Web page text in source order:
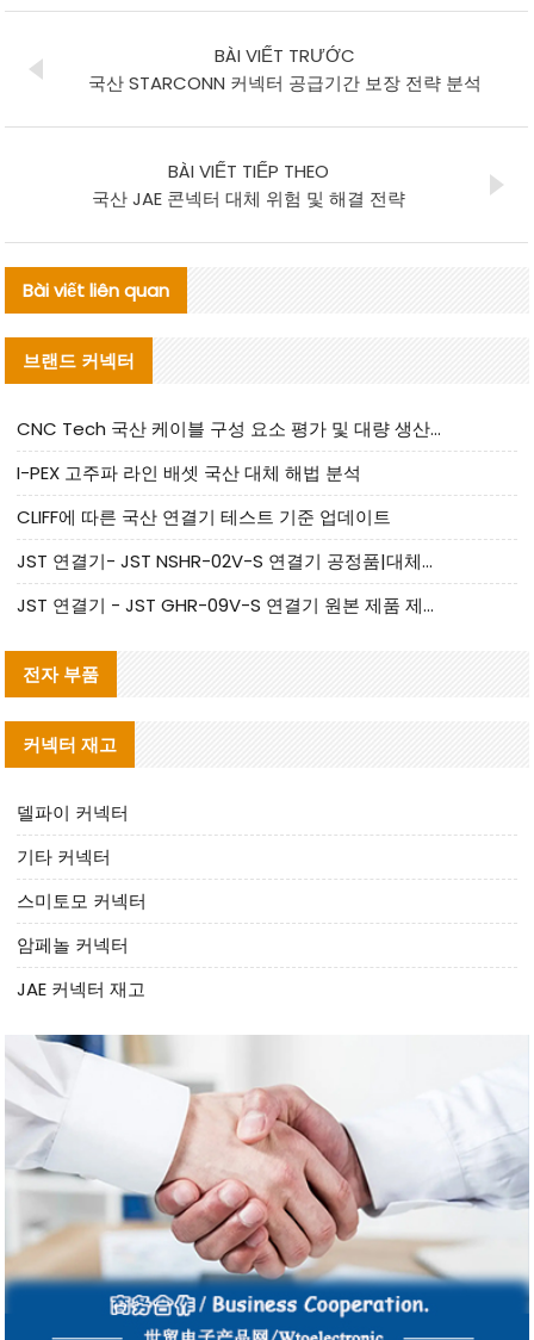
BÀI VIẾT TRƯỚC
국산 STARCONN 커넥터 공급기간 보장 전략 분석
BÀI VIẾT TIẾP THEO
국산 JAE 콘넥터 대체 위험 및 해결 전략
Bài viết liên quan
브랜드 커넥터
CNC Tech 국산 케이블 구성 요소 평가 및 대량 생산 적합성 가이드
I-PEX 고주파 라인 배셋 국산 대체 해법 분석
CLIFF에 따른 국산 연결기 테스트 기준 업데이트
JST 연결기- JST NSHR-02V-S 연결기 공정품|대체품 제공
JST 연결기 - JST GHR-09V-S 연결기 원본 제품 제공 | 대체품 제공
전자 부품
커넥터 재고
델파이 커넥터
기타 커넥터
스미토모 커넥터
암페놀 커넥터
JAE 커넥터 재고